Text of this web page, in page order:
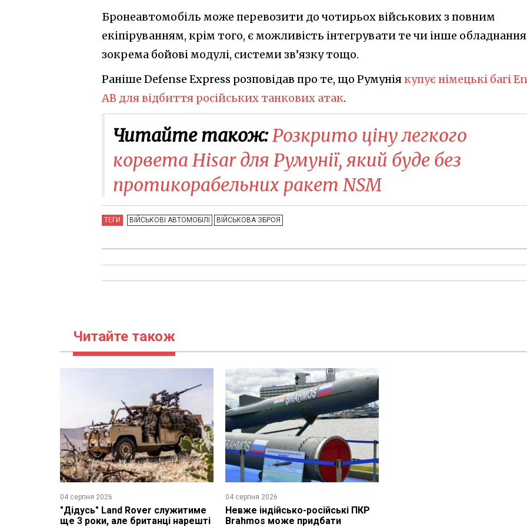
Бронеавтомобіль може перевозити до чотирьох військових з повним
екіпіруванням, крім того, є можливість інтегрувати те чи інше
зокрема бойові модулі, системи зв’язку тощо.
Раніше Defense Express розповідав про те, що Румуніякупує німецькі багі
AB для відбиття російських танкових атак.
Читайте також:Розкрито ціну легкого
корвета Hisar для Румунії, який буде без
протикорабельних ракет NSM
ТЕГИ ВІЙСЬКОВІ АВТОМОБІЛІ ВІЙСЬКОВА ЗБРОЯ
Читайте також
04 серпня 2026
"Дідусь" Land Rover служитиме
ще 3 роки, але британці нарешті
04 серпня 2026
Невже індійсько-російські ПКР
Brahmos може придбати